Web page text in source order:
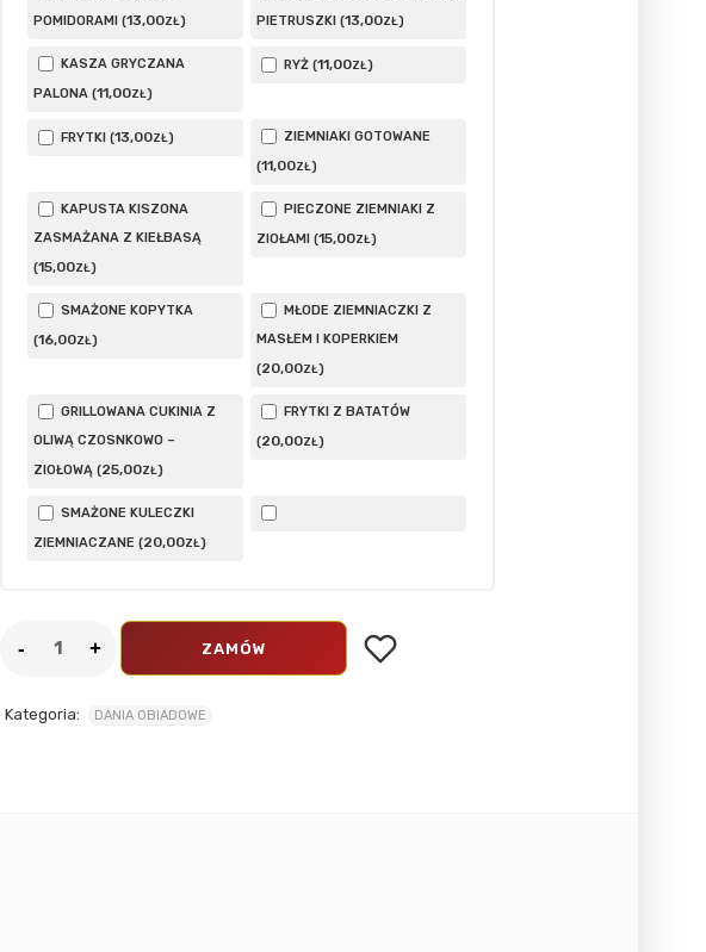
POMIDORAMI (13,00ZŁ)
PIETRUSZKI (13,00ZŁ)
KASZA GRYCZANA
PALONA (11,00ZŁ)
RYŻ (11,00ZŁ)
FRYTKI (13,00ZŁ)
ZIEMNIAKI GOTOWANE
(11,00ZŁ)
KAPUSTA KISZONA
ZASMAŻANA Z KIEŁBASĄ
(15,00ZŁ)
PIECZONE ZIEMNIAKI Z
ZIOŁAMI (15,00ZŁ)
SMAŻONE KOPYTKA
(16,00ZŁ)
MŁODE ZIEMNIACZKI Z
MASŁEM I KOPERKIEM
(20,00ZŁ)
GRILLOWANA CUKINIA Z
OLIWĄ CZOSNKOWO –
ZIOŁOWĄ (25,00ZŁ)
FRYTKI Z BATATÓW
(20,00ZŁ)
SMAŻONE KULECZKI
ZIEMNIACZANE (20,00ZŁ)
ZAMÓW
Kategoria: DANIA OBIADOWE